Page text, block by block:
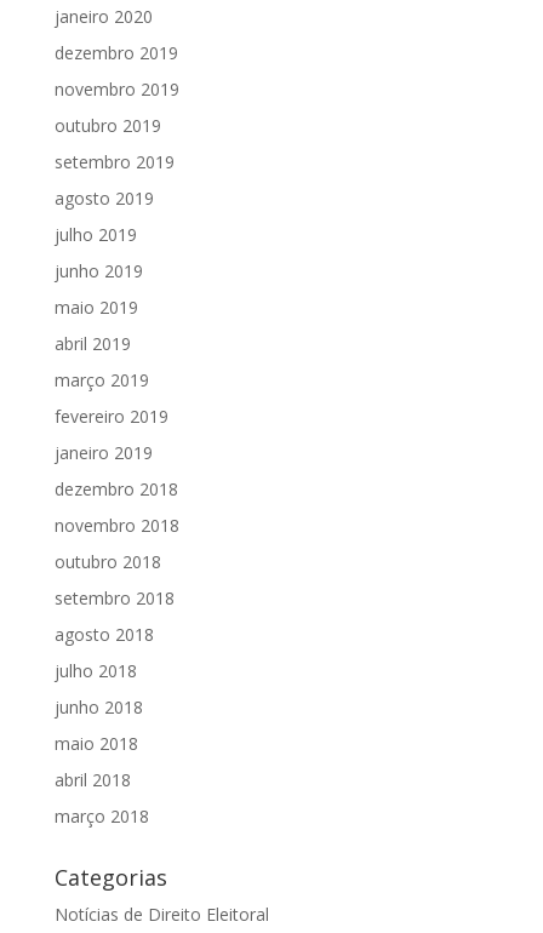
janeiro 2020
dezembro 2019
novembro 2019
outubro 2019
setembro 2019
agosto 2019
julho 2019
junho 2019
maio 2019
abril 2019
março 2019
fevereiro 2019
janeiro 2019
dezembro 2018
novembro 2018
outubro 2018
setembro 2018
agosto 2018
julho 2018
junho 2018
maio 2018
abril 2018
março 2018
Categorias
Notícias de Direito Eleitoral